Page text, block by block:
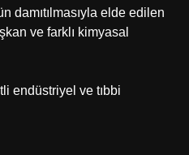
damıtılmasıyla elde edilen
ve farklı kimyasal
endüstriyel ve tıbbi